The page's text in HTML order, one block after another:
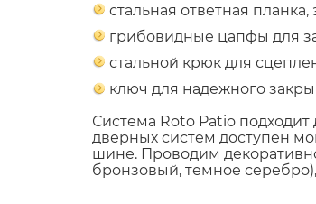
стальная ответная
грибовидные цапфы для
стальной крюк для
ключ для надежного
Система Roto Patio
дверных систем доступен
шине. Проводим
бронзовый, темное